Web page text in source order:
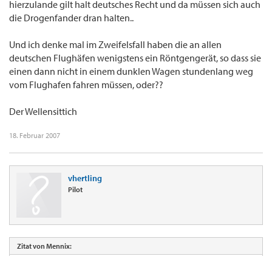
hierzulande gilt halt deutsches Recht und da müssen sich auch
die Drogenfander dran halten..
Und ich denke mal im Zweifelsfall haben die an allen
deutschen Flughäfen wenigstens ein Röntgengerät, so dass sie
einen dann nicht in einem dunklen Wagen stundenlang weg
vom Flughafen fahren müssen, oder??
Der Wellensittich
18. Februar 2007
vhertling
Pilot
Zitat von Mennix: